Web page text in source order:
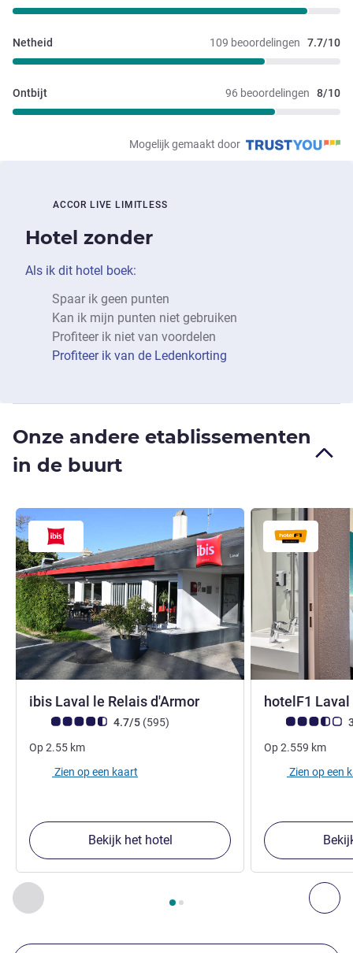
109 beoordelingen 7.7/10
Netheid
96 beoordelingen 8/10
Ontbijt
Mogelijk gemaakt door
ACCOR LIVE LIMITLESS
Hotel zonder
Als ik dit hotel boek:
Spaar ik geen punten
Kan ik mijn punten niet gebruiken
Profiteer ik niet van voordelen
Profiteer ik van de Ledenkorting
Onze andere etablissementen
in de buurt
Vorige - Onze andere etablissementen in de buurt
Pagina , Onze andere etablissementen in de buurt 1
ibis Laval le Relais d'Armor
Avis-klantbeoordeling (ALL beoordeling)
4.7/5 (595beoordelingen
)
Op2.55 km
Zien op een kaart
Bekijk het hotel
hotelF1 Laval
Avis-
Op2.559 km
Zien op een